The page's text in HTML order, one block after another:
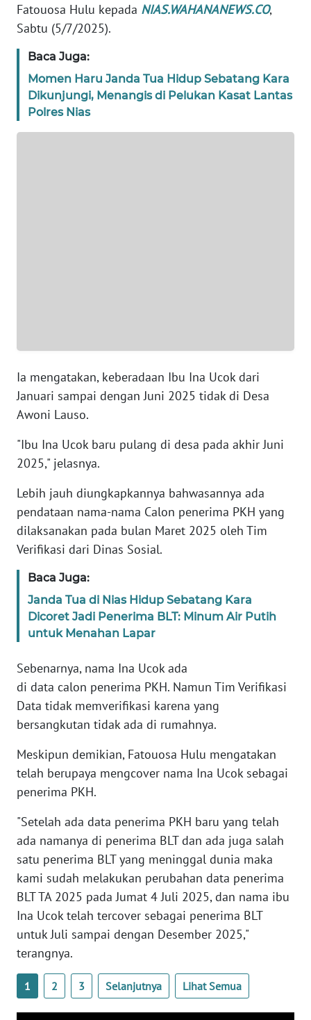
Fatouosa Hulu kepada NIAS.WAHANANEWS.CO,
Sabtu (5/7/2025).
Baca Juga:
Momen Haru Janda Tua Hidup Sebatang Kara
Dikunjungi, Menangis di Pelukan Kasat Lantas
Polres Nias
Ia mengatakan, keberadaan Ibu Ina Ucok dari
Januari sampai dengan Juni 2025 tidak di Desa
Awoni Lauso.
"Ibu Ina Ucok baru pulang di desa pada akhir Juni
2025," jelasnya.
Lebih jauh diungkapkannya bahwasannya ada
pendataan nama-nama Calon penerima PKH yang
dilaksanakan pada bulan Maret 2025 oleh Tim
Verifikasi dari Dinas Sosial.
Baca Juga:
Janda Tua di Nias Hidup Sebatang Kara
Dicoret Jadi Penerima BLT: Minum Air Putih
untuk Menahan Lapar
Sebenarnya, nama Ina Ucok ada
di data calon penerima PKH. Namun Tim Verifikasi
Data tidak memverifikasi karena yang
bersangkutan tidak ada di rumahnya.
Meskipun demikian, Fatouosa Hulu mengatakan
telah berupaya mengcover nama Ina Ucok sebagai
penerima PKH.
"Setelah ada data penerima PKH baru yang telah
ada namanya di penerima BLT dan ada juga salah
satu penerima BLT yang meninggal dunia maka
kami sudah melakukan perubahan data penerima
BLT TA 2025 pada Jumat 4 Juli 2025, dan nama ibu
Ina Ucok telah tercover sebagai penerima BLT
untuk Juli sampai dengan Desember 2025,"
terangnya.
1 2 3 Selanjutnya Lihat Semua
DISCLAIMER
Wahana
Regional
WN
KEPRI
WN
WN
PAPUA
BARAT
WN
RIAU
SERAMBI
WN
SULTRA
NTB
WN
WN
SULBAR
WN
BABEL
WN
WN
SUMSEL